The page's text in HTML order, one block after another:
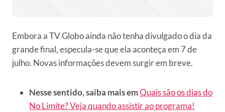
Embora a TV Globo ainda não tenha divulgado o dia da
grande final, especula-se que ela aconteça em 7 de
julho. Novas informações devem surgir em breve.
Nesse sentido, saiba mais emQuais são os dias do
No Limite? Veja quando assistir ao programa!